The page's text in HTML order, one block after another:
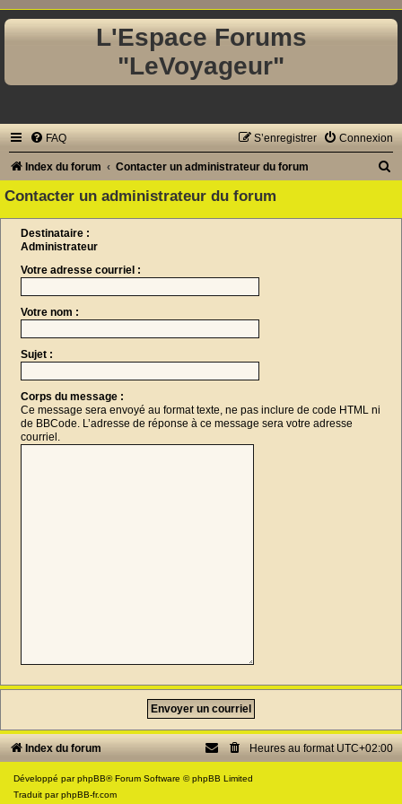
L'Espace Forums
"LeVoyageur"
FAQ Connexion
S’enregistrer
Index du forum Contacter un administrateur du forum
Contacter un administrateur du forum
Destinataire :
Administrateur
Votre adresse courriel :
Votre nom :
Sujet :
Corps du message :
Ce message sera envoyé au format texte, ne pas inclure de code HTML ni
de BBCode. L’adresse de réponse à ce message sera votre adresse
courriel.
Index du forum Heures au format UTC+02:00
Développé parphpBB® Forum Software © phpBB Limited
Traduit parphpBB-fr.com